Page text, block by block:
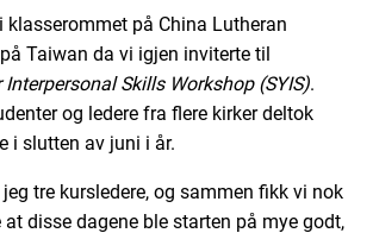
klasserommet på China Lutheran
Taiwan da vi igjen inviterte til
Interpersonal Skills Workshop (SYIS).
og ledere fra flere kirker deltok
i slutten av juni i år.
tre kursledere, og sammen fikk vi nok
disse dagene ble starten på mye godt,